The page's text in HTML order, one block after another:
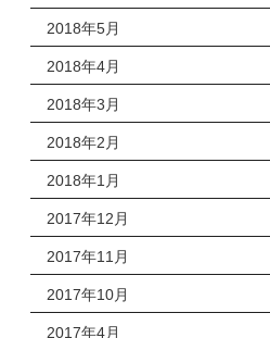
2018年5月
2018年4月
2018年3月
2018年2月
2018年1月
2017年12月
2017年11月
2017年10月
2017年4月